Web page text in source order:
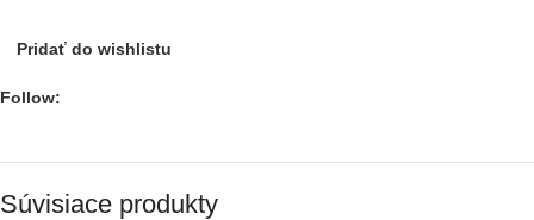
Pridať do wishlistu
Follow:
Súvisiace produkty